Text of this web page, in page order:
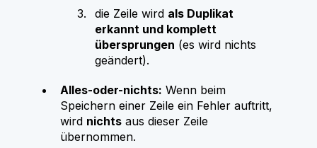
die Zeile wird als Duplikat
erkannt und komplett
übersprungen (es wird nichts
geändert).
Alles-oder-nichts: Wenn beim
Speichern einer Zeile ein Fehler auftritt,
wird nichts aus dieser Zeile
übernommen.